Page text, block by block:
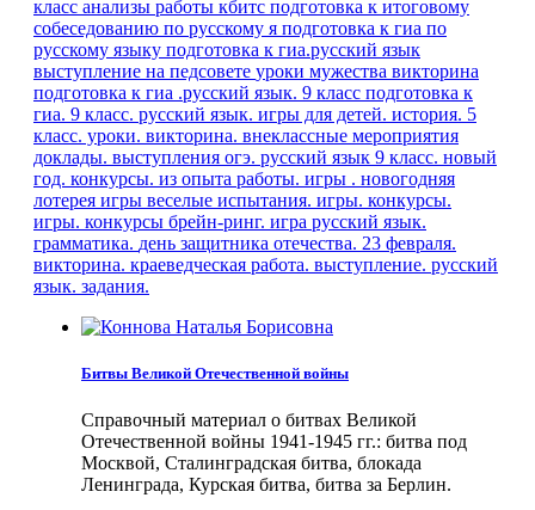
класс анализы работы кбитс подготовка к итоговому
собеседованию по русскому я подготовка к гиа по
русскому языку подготовка к гиа.русский язык
выступление на педсовете уроки мужества викторина
подготовка к гиа .русский язык. 9 класс подготовка к
гиа. 9 класс. русский язык. игры для детей. история. 5
класс. уроки. викторина. внеклассные мероприятия
доклады. выступления огэ. русский язык 9 класс. новый
год. конкурсы. из опыта работы. игры . новогодняя
лотерея игры веселые испытания. игры. конкурсы.
игры. конкурсы брейн-ринг. игра русский язык.
грамматика. день защитника отечества. 23 февраля.
викторина. краеведческая работа. выступление. русский
язык. задания.
Битвы Великой Отечественной войны
Справочный материал о битвах Великой
Отечественной войны 1941-1945 гг.: битва под
Москвой, Сталинградская битва, блокада
Ленинграда, Курская битва, битва за Берлин.